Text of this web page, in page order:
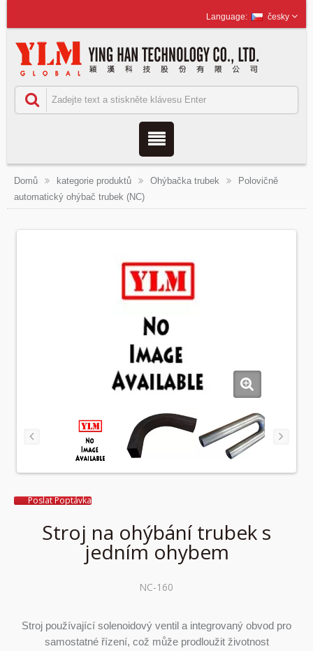
česky
Domů kategorie produktů Ohýbačka trubek
Polovičně
automatický ohýbač trubek (NC)
Poslat Poptávka
Stroj na ohýbání trubek s
jedním ohybem
NC-160
Stroj používající solenoidový ventil a integrovaný obvod pro
samostatné řízení, což může prodloužit životnost